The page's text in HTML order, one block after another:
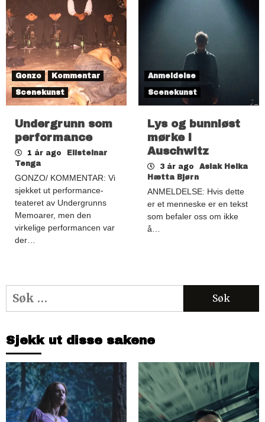
Gonzo
Kommentar
Scenekunst
Undergrunn som
performance
1 år ago
Elisteinar
Tenga
GONZO/ KOMMENTAR: Vi
sjekket ut performance-
teateret av Undergrunns
Memoarer, men den
virkelige performancen var
der…
Anmeldelse
Scenekunst
Lys og bunnløst
mørke i
Auschwitz
3 år ago
Aslak Heika
Hætta Bjørn
ANMELDELSE: Hvis dette
er et menneske er en tekst
som befaler oss om ikke
å…
Søk
etter:
Sjekk ut disse sakene